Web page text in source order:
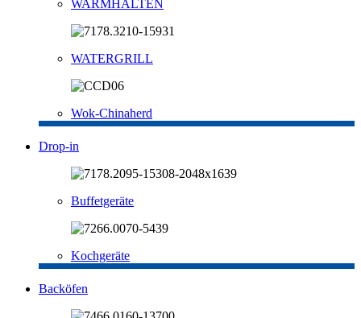
WARMHALTEN
WATERGRILL
Wok-Chinaherd
Drop-in
Buffetgeräte
Kochgeräte
Backöfen